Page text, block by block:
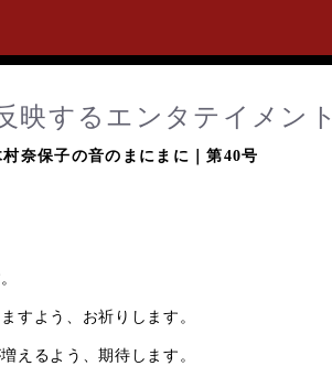
映するエンタテイメント
村奈保子の音のまにまに｜第40号
すよう、お祈りします。
えるよう、期待します。